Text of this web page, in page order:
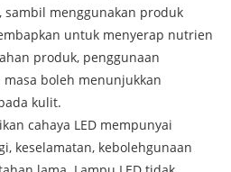
sambil menggunakan produk
untuk menyerap nutrien
produk, penggunaan
boleh menunjukkan
kulit.
cahaya LED mempunyai
keselamatan, kebolehgunaan